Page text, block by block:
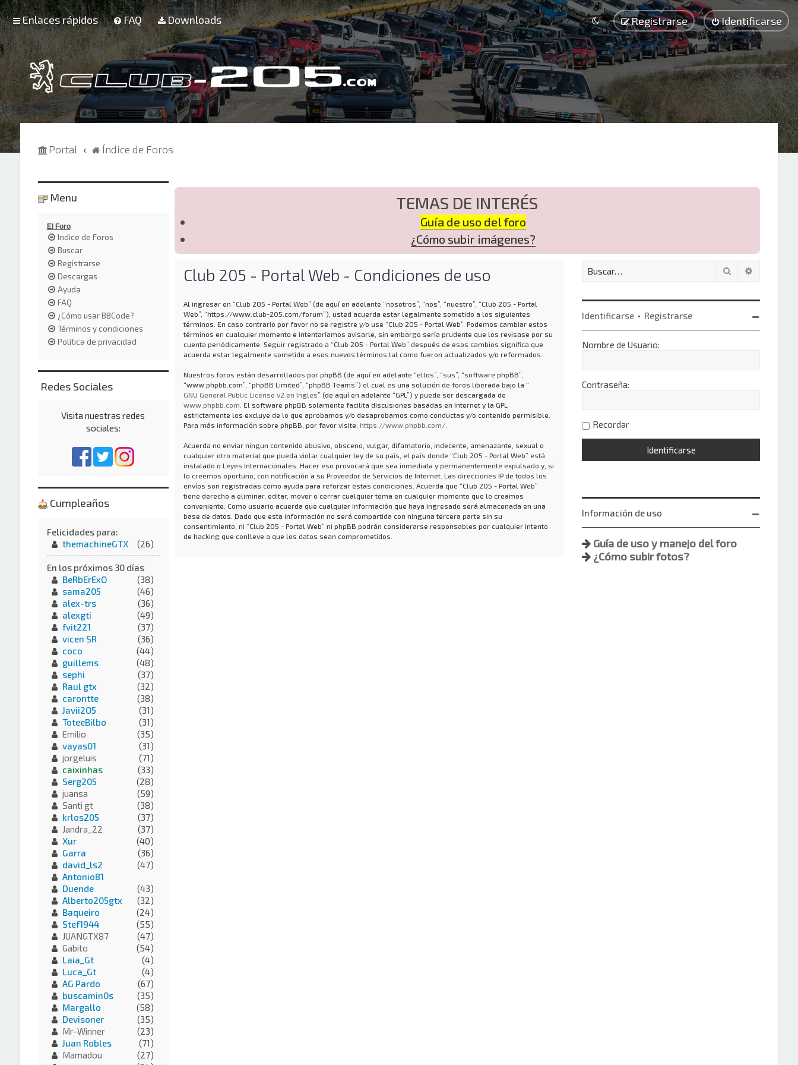
Enlaces rápidos FAQ Downloads Identificarse
Registrarse
Portal Índice de Foros
TEMAS DE INTERÉS
Guía de uso del foro
¿Cómo subir imágenes?
Club 205 - Portal Web - Condiciones de uso
Al ingresar en “Club 205 - Portal Web” (de aquí en adelante “nosotros”, “nos”, “nuestro”, “Club 205 - Portal
Web”, “https://www.club-205.com/forum”), usted acuerda estar legalmente sometido a los siguientes
términos. En caso contrario por favor no se registre y/o use “Club 205 - Portal Web”. Podemos cambiar estos
términos en cualquier momento e intentaríamos avisarle, sin embargo sería prudente que los revisase por su
cuenta periódicamente. Seguir registrado a “Club 205 - Portal Web” después de esos cambios significa que
acuerda estar legalmente sometido a esos nuevos términos tal como fueron actualizados y/o reformados.
Nuestros foros están desarrollados por phpBB (de aquí en adelante “ellos”, “sus”, “software phpBB”,
“www.phpbb.com”, “phpBB Limited”, “phpBB Teams”) el cual es una solución de foros liberada bajo la “
GNU General Public License v2 en Ingles” (de aquí en adelante “GPL”) y puede ser descargada de
www.phpbb.com . El software phpBB solamente facilita discusiones basadas en Internet y la GPL
estrictamente los excluye de lo que aprobamos y/o desaprobamos como conductas y/o contenido permisible.
Para más información sobre phpBB, por favor visite: https://www.phpbb.com/.
Acuerda no enviar ningun contenido abusivo, obsceno, vulgar, difamatorio, indecente, amenazante, sexual o
cualquier otro material que pueda violar cualquier ley de su país, el país donde “Club 205 - Portal Web” está
instalado o Leyes Internacionales. Hacer eso provocará que sea inmediata y permanentemente expulsado y, si
lo creemos oportuno, con notificación a su Proveedor de Servicios de Internet. Las direcciones IP de todos los
envíos son registradas como ayuda para reforzar estas condiciones. Acuerda que “Club 205 - Portal Web”
tiene derecho a eliminar, editar, mover o cerrar cualquier tema en cualquier momento que lo creamos
conveniente. Como usuario acuerda que cualquier información que haya ingresado será almacenada en una
base de datos. Dado que esta información no será compartida con ninguna tercera parte sin su
consentimiento, ni “Club 205 - Portal Web” ni phpBB podrán considerarse responsables por cualquier intento
de hacking que conlleve a que los datos sean comprometidos.
Buscar
Identificarse • Registrarse
Nombre de Usuario:
Contraseña:
Recordar
Información de uso
Guía de uso y manejo del foro
¿Cómo subir fotos?
Menu
El Foro
Indice de Foros
Buscar
Registrarse
Descargas
Ayuda
FAQ
¿Cómo usar BBCode?
Términos y condiciones
Política de privacidad
Redes Sociales
Visita nuestras redes
sociales:
Cumpleaños
Felicidades para:
themachineGTX
(26)
En los próximos 30 días
BeRbErExO
(38)
sama205
(46)
alex-trs
(36)
alexgti
(49)
fvit221
(37)
vicen SR
(36)
coco
(44)
guillems
(48)
sephi
(37)
Raul gtx
(32)
carontte
(38)
Javii2O5
(31)
ToteeBilbo
(31)
Emilio
(35)
vayas01
(31)
jorgeluis
(71)
caixinhas
(33)
Serg205
(28)
juansa
(59)
Santi gt
(38)
krlos205
(37)
Jandra_22
(37)
Xur
(40)
Garra
(36)
david_ls2
(47)
Antonio81
Duende
(43)
Alberto205gtx
(32)
Baqueiro
(24)
Stef1944
(55)
JUANGTX87
(47)
Gabito
(54)
Laia_Gt
(4)
Luca_Gt
(4)
AG Pardo
(67)
buscamin0s
(35)
Margallo
(58)
Devisoner
(35)
Mr-Winner
(23)
Juan Robles
(71)
Mamadou
(27)